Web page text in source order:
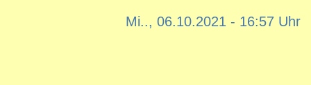
Mi.., 06.10.2021 - 16:57 Uhr